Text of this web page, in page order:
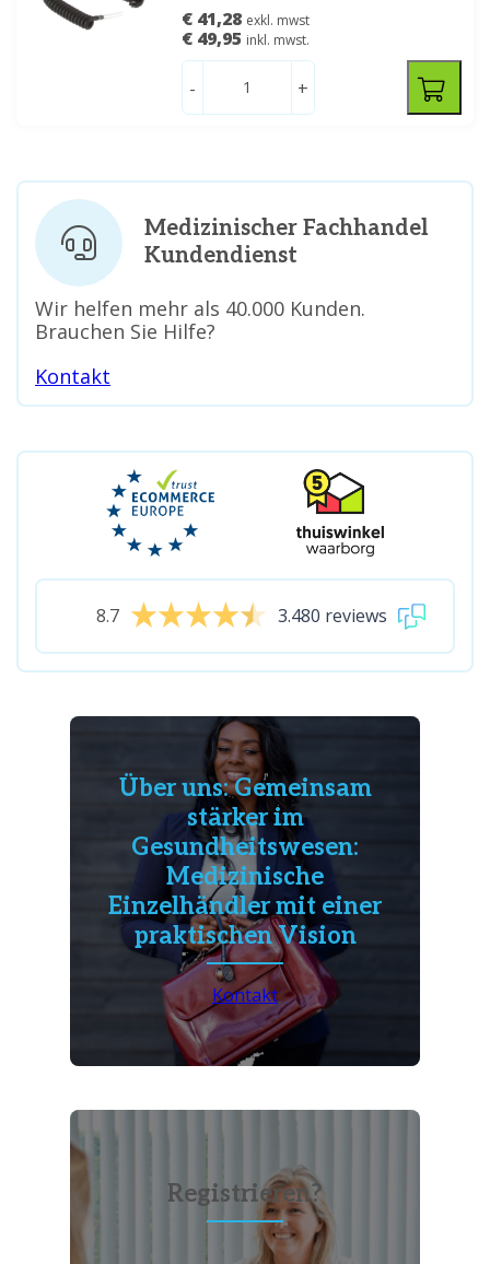
€ 41,28 exkl. mwst
€ 49,95 inkl. mwst.
- +
Medizinischer Fachhandel
Kundendienst
Wir helfen mehr als 40.000 Kunden.
Brauchen Sie Hilfe?
Kontakt
8.7 3.480 reviews
Über uns: Gemeinsam
stärker im
Gesundheitswesen:
Medizinische
Einzelhändler mit einer
praktischen Vision
Kontakt
Registrieren?